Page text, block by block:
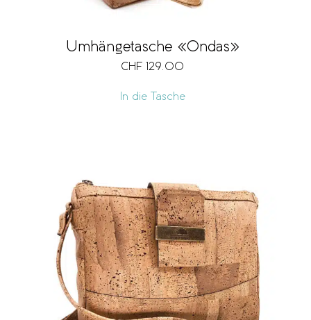
Umhängetasche «Ondas»
CHF 129.00
In die Tasche